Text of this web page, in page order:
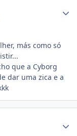
más como só
que a Cyborg
dar uma zica e a